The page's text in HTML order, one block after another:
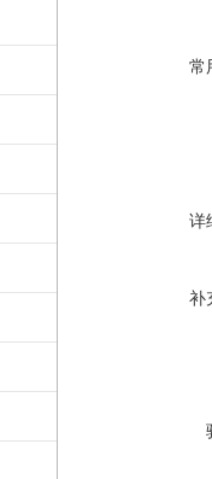
常
详
补